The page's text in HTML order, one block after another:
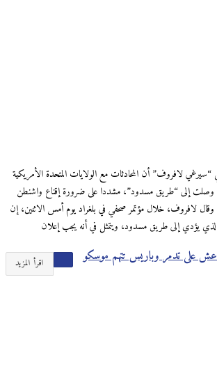
لافروف” أن المحادثات مع الولايات المتحدة الأمريكية
إلى “طريق مسدود”، مشددا على ضرورة إقناع واشنطن
وقال لافروف، خلال مؤتمر صحفي في بلغراد يوم أمس الاثنين، إن
يؤدي إلى طريق مسدود، ويتمثل في أنه يجب إعلان
اقرأ المزيد على تدمر وباريس تتهم موسكو